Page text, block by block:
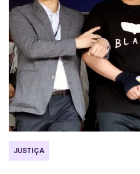
JUSTIÇA